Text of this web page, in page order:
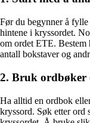
Før du begynner å
hintene i kryssordet.
om ordet ETE. Bestem
antall bokstaver og
2. Bruk ordbøker
Ha alltid en ordbok
kryssord. Søk etter ord